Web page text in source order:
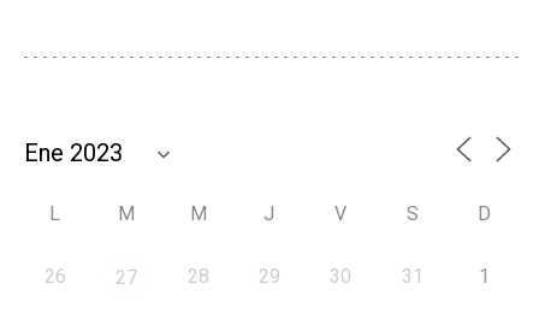
L M M J V S D
26 27 28 29 30 31 1